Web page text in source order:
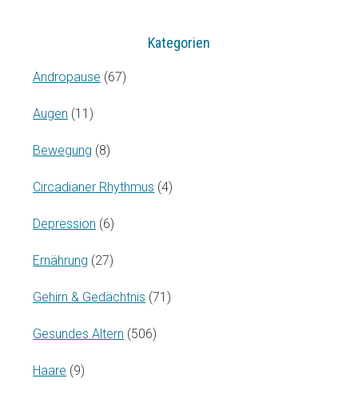
Kategorien
Andropause (67)
Augen (11)
Bewegung (8)
Circadianer Rhythmus (4)
Depression (6)
Ernährung (27)
Gehirn & Gedächtnis (71)
Gesundes Altern (506)
Haare (9)